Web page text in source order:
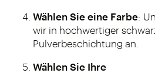
Wählen Sie eine Farbe:
wir in hochwertiger
Pulverbeschichtung an.
Wählen Sie Ihre